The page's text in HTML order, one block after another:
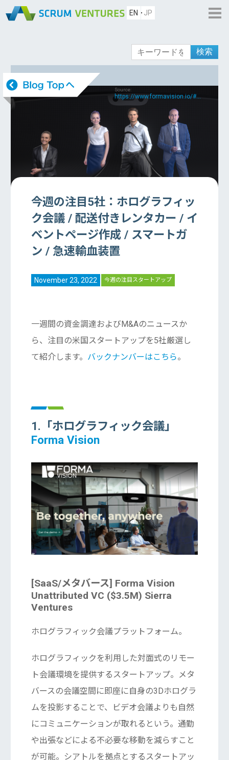
EN JP
検索
Source:
https://www.formavision.io/#...
今週の注目5社：ホログラフィッ
ク会議 / 配送付きレンタカー / イ
ベントページ作成 / スマートガ
ン / 急速輸血装置
November 23, 2022 今週の注目スタートアップ
一週間の資金調達およびM&Aのニュースか
ら、注目の米国スタートアップを5社厳選し
て紹介します。 バックナンバーはこちら。
1.「ホログラフィック会議」
Forma Vision
[SaaS/メタバース] Forma Vision
Unattributed VC ($3.5M) Sierra
Ventures
ホログラフィック会議プラットフォーム。
ホログラフィックを利用した対面式のリモー
ト会議環境を提供するスタートアップ。メタ
バースの会議空間に即座に自身の3Dホログラ
ムを投影することで、ビデオ会議よりも自然
にコミュニケーションが取れるという。通勤
や出張などによる不必要な移動を減らすこと
が可能。シアトルを拠点とするスタートアッ